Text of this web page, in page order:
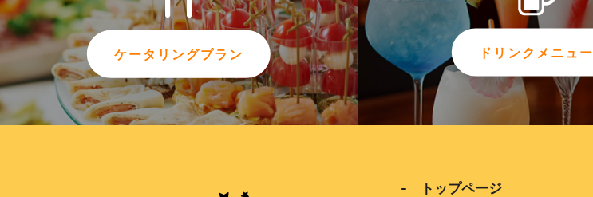
ケータリングプラン ドリンクメニュー
- トップページ